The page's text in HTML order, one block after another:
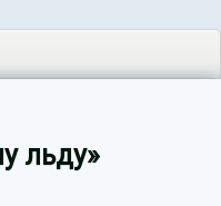
льду»